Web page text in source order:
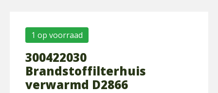
1 op voorraad
300422030
Brandstoffilterhuis
verwarmd D2866